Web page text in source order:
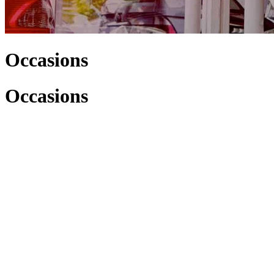
Occasions
Occasions